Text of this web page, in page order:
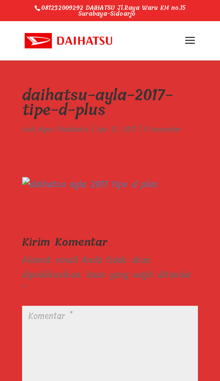
081232009292 DAIHATSU Jl.Raya Waru KM no.15
Surabaya-Sidoarjo
daihatsu-ayla-2017-
tipe-d-plus
oleh Agus Mardianto | Apr 21, 2017| 0 komentar
Kirim Komentar
Alamat email Anda tidak akan
dipublikasikan. Ruas yang wajib ditandai
*